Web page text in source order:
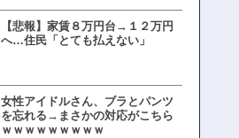
【悲報】家賃８万円台→１２万円
へ…住民「とても払えない」
女性アイドルさん、ブラとパンツ
を忘れる→まさかの対応がこちら
ｗｗｗｗｗｗｗｗｗ
文春、沖縄問題の"触れては
ない話"を暴露してしまうｗ
ランサムウェア攻撃を受け
レイ、わずか10日で復旧し
がこちら